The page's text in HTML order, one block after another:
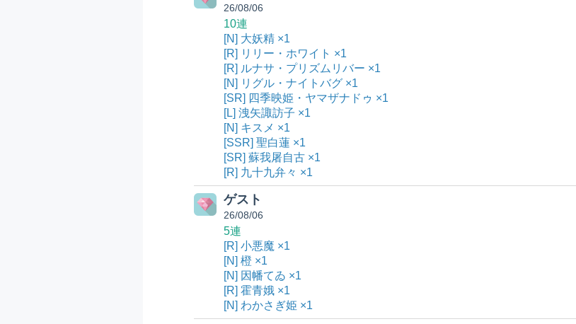
26/08/06
10連
[N] 大妖精 ×1
[R] リリー・ホワイト ×1
[R] ルナサ・プリズムリバー ×1
[N] リグル・ナイトバグ ×1
[SR] 四季映姫・ヤマザナドゥ ×1
[L] 洩矢諏訪子 ×1
[N] キスメ ×1
[SSR] 聖白蓮 ×1
[SR] 蘇我屠自古 ×1
[R] 九十九弁々 ×1
ゲスト
26/08/06
5連
[R] 小悪魔 ×1
[N] 橙 ×1
[N] 因幡てゐ ×1
[R] 霍青娥 ×1
[N] わかさぎ姫 ×1